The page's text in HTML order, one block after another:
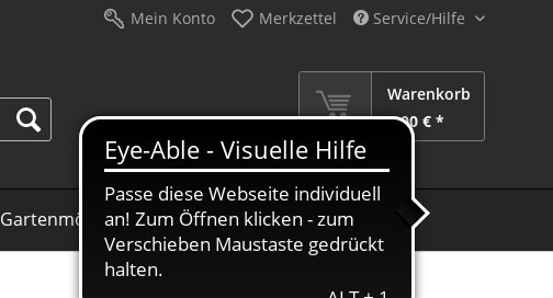
Mein Konto Merkzettel Service/Hilfe
Warenkorb
0,00 € *
Gartenmöbel Schirme Dekoration Sale %